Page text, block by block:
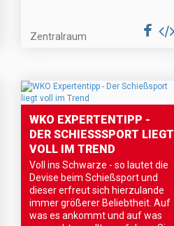
Zentralraum
WKO EXPERTENTIPP -
DER SCHIESSSPORT LIEGT V
OLL IM TREND
Voll ins Schwarze - so lautet die
Devise beim Schießsport und
dieser erfreut sich hierzulande
immer größerer Beliebtheit. Auf
was es ankommt und auf was